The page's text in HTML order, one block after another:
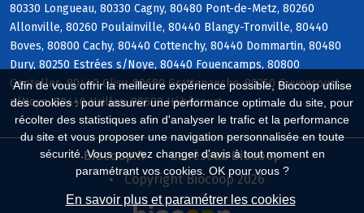
Afin de vous offrir la meilleure expérience possible, Biocoop utilise
des cookies : pour assurer une performance optimale du site, pour
récolter des statistiques afin d'analyser le trafic et la performance
du site et vous proposer une navigation personnalisée en toute
sécurité. Vous pouvez changer d'avis à tout moment en
paramétrant vos cookies. OK pour vous ?
En savoir plus et paramétrer les cookies
80330 Longueau, 80330 Cagny, 80480 Pont-de-Metz, 80260
Allonville, 80260 Poulainville, 80440 Blangy-Tronville, 80440
Boves, 80800 Cachy, 80440 Cottenchy, 80440 Dommartin, 80480
Dury, 80250 Estrées s/Noye, 80440 Fouencamps, 80800
Gentelles, 80440 Glisy, 80680 Grattepanche, 80250 Guyencourt
s/Noye, 80440 Hailles, 80680 Hébécourt
Biocoop.fr
Le réseau Biocoop
Copyright Biocoop 2026